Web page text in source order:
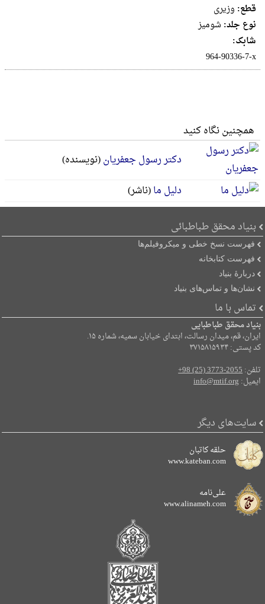
قطع: وزيرى
نوع جلد: شومیز
شابک:
‎964-90336-7-x‬
همچنین نگاه کنید
دکتر رسول جعفریان(نویسنده)
دلیل ما(ناشر)
بنیاد محقق طباطبائی
فهرست نسخ خطی و میکروفیلم‌ها
فهرست کتابخانه
دربارۀ بنیاد
نشان‌ها و تماس‌های بنیاد
تماس با ما
بنیاد محقق طباطبایی
ایران، قم، میدان رسالت، ابتدای خیابان سمیه، شماره ۱۵.
کد پستی: ۳۷۱۵۸۱۵۹۳۴
تلفن:+98 (25) 3773-2055
ایمیل:info@mtif.org
سایت‌های دیگر
حلقه کاتبان
www.kateban.com
علی‌نامه
www.alinameh.com